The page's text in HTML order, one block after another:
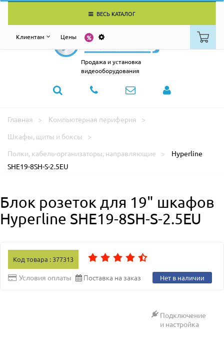
ВЕСЬ КАТАЛОГ
Клиентам Цены
Продажа и установка
видеооборудования
Главная
Компьютерная периферия
Шкафы, щиты и боксы
Полки, кабель-организаторы, направляющие
Hyperline
SHE19-8SH-S-2.5EU
Блок розеток для 19" шкафов
Hyperline SHE19-8SH-S-2.5EU
Код товара : 377313
Условия оплаты Поставка на заказ Нет в наличии
Подключение
и настройка